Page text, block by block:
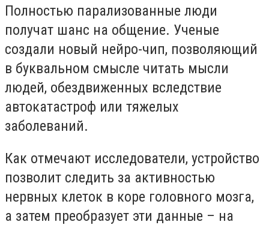
Полностью парализованные люди
получат шанс на общение. Ученые
создали новый нейро-чип, позволяющий
в буквальном смысле читать мысли
людей, обездвиженных вследствие
автокатастроф или тяжелых
заболеваний.
Как отмечают исследователи, устройство
позволит следить за активностью
нервных клеток в коре головного мозга,
а затем преобразует эти данные – на